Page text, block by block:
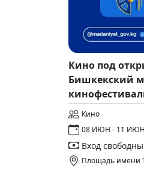
Кино под
Бишкекский
Кино
08 ИЮН - 11 ИЮН
Вход
Площадь имени